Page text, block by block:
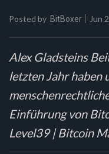
Posted by BitBoxer Jun
Alex Gladsteins
letzten Jahr haben
Einführung von
Level39 | Bitcoin